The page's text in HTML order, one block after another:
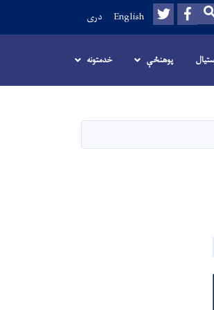
SEARCH
Facebook
Twitter
English دری
پوهنځې خدمتونه